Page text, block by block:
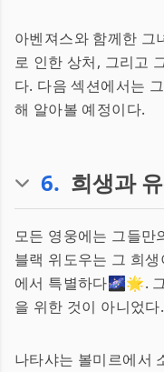
아벤져스와 함께한 그
로 인한 상처, 그리고
다. 다음 섹션에서는
해 알아볼 예정이다.
6. 희생과
모든 영웅에는 그들만
블랙 위도우는 그 희생
에서 특별하다🌌🌟.
을 위한 것이 아니었다.
나타샤는 볼미르에서